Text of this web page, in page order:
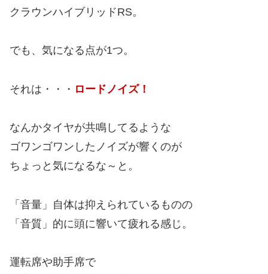
クラウンハイブリッドRS。
でも、気になる点が1つ。
それは・・・ ロードノイズ！
なんかタイヤが共鳴してるような
ゴワンゴワンしたノイズが響くのが
ちょっと気になるな～と。
「音量」自体は抑えられているものの
「音質」的に頭に響いて疲れる感じ。
運転席や助手席で